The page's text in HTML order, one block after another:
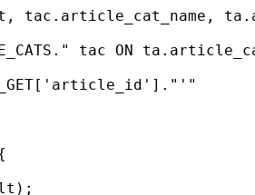
tac.article_cat_name,
tac ON